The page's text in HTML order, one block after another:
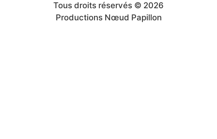
Tous droits réservés © 2026
Productions Nœud Papillon